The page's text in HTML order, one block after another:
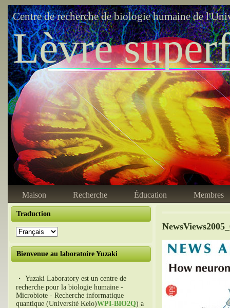
Centre de recherche de biologie humaine de
Lèvre
Maison Recherche Éducation Membres
Traduction
Bienvenue au laboratoire Yuzaki
・ Yuzaki Laboratory est un centre de
recherche pour la biologie humaine -
Microbiote - Recherche informatique
quantique (Université Keio)WPI-BIO2Q) a